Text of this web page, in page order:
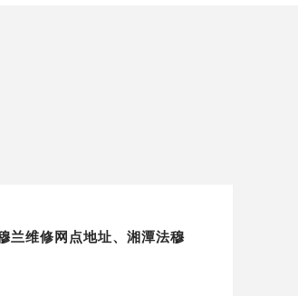
兰维修网点地址、湘潭法穆